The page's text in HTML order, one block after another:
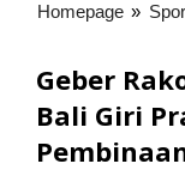
Homepage »
Geber
Bali Giri